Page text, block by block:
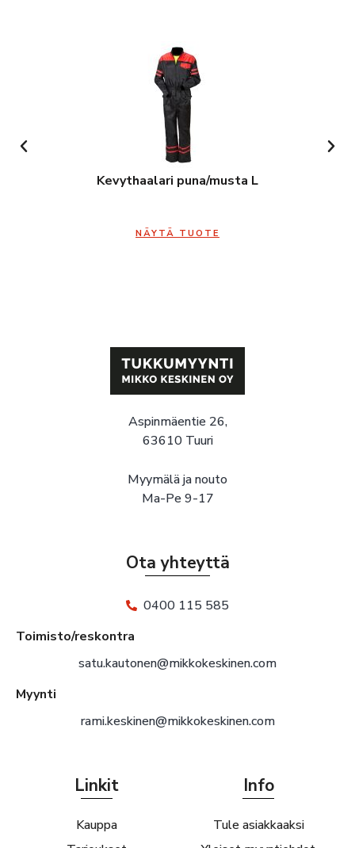
Kevythaalari puna/musta L
NÄYTÄ TUOTE
Aspinmäentie 26,
63610 Tuuri
Myymälä ja nouto
Ma-Pe 9-17
Ota yhteyttä
0400 115 585
Toimisto/reskontra
satu.kautonen@mikkokeskinen.com
Myynti
rami.keskinen@mikkokeskinen.com
Linkit
Kauppa
Info
Tule asiakkaaksi